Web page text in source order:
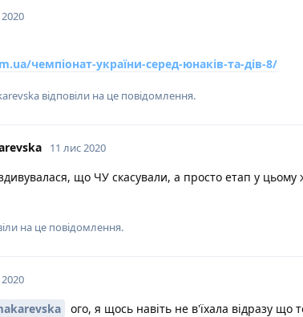
чемпіонат-україни-серед-юнаків-та-дів-8/
відповіли на це повідомлення.
11 лис 2020
що ЧУ скасували, а просто етап у цьому
на це повідомлення.
ого, я щось навіть не в'їхала відразу що